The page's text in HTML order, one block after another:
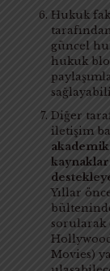
Hukuk
güncel
hukuk
Diğer
iletişim
akademik
Yıllar
sorularak
Movies)